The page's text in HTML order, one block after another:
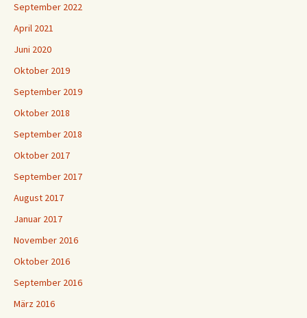
September 2022
April 2021
Juni 2020
Oktober 2019
September 2019
Oktober 2018
September 2018
Oktober 2017
September 2017
August 2017
Januar 2017
November 2016
Oktober 2016
September 2016
März 2016